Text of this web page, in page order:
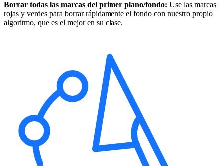
Borrar todas las marcas del primer plano/fondo: Use las marcas
rojas y verdes para borrar rápidamente el fondo con nuestro propio
algoritmo, que es el mejor en su clase.